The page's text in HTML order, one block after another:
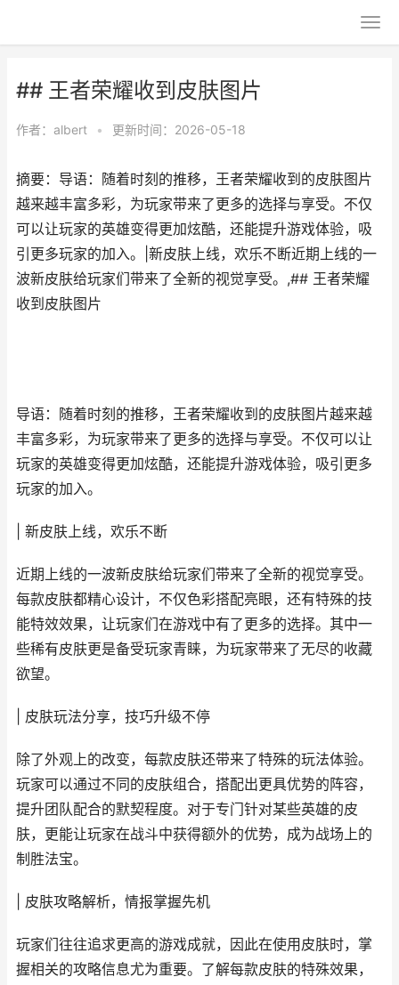
## 王者荣耀收到皮肤图片
作者： albert • 更新时间：2026-05-18
摘要：导语：随着时刻的推移，王者荣耀收到的皮肤图片
越来越丰富多彩，为玩家带来了更多的选择与享受。不仅
可以让玩家的英雄变得更加炫酷，还能提升游戏体验，吸
引更多玩家的加入。|新皮肤上线，欢乐不断近期上线的一
波新皮肤给玩家们带来了全新的视觉享受。,## 王者荣耀
收到皮肤图片
导语：随着时刻的推移，王者荣耀收到的皮肤图片越来越
丰富多彩，为玩家带来了更多的选择与享受。不仅可以让
玩家的英雄变得更加炫酷，还能提升游戏体验，吸引更多
玩家的加入。
| 新皮肤上线，欢乐不断
近期上线的一波新皮肤给玩家们带来了全新的视觉享受。
每款皮肤都精心设计，不仅色彩搭配亮眼，还有特殊的技
能特效效果，让玩家们在游戏中有了更多的选择。其中一
些稀有皮肤更是备受玩家青睐，为玩家带来了无尽的收藏
欲望。
| 皮肤玩法分享，技巧升级不停
除了外观上的改变，每款皮肤还带来了特殊的玩法体验。
玩家可以通过不同的皮肤组合，搭配出更具优势的阵容，
提升团队配合的默契程度。对于专门针对某些英雄的皮
肤，更能让玩家在战斗中获得额外的优势，成为战场上的
制胜法宝。
| 皮肤攻略解析，情报掌握先机
玩家们往往追求更高的游戏成就，因此在使用皮肤时，掌
握相关的攻略信息尤为重要。了解每款皮肤的特殊效果，